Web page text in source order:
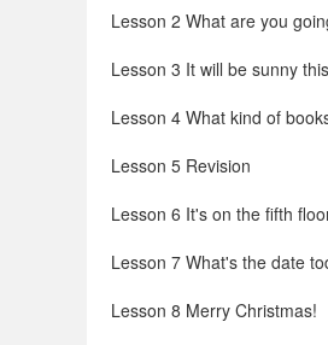
Lesson 2 What are you
Lesson 3 It will be sunny
Lesson 4 What kind of
Lesson 5 Revision
Lesson 6 It's on the fifth
Lesson 7 What's the date
Lesson 8 Merry Christmas!